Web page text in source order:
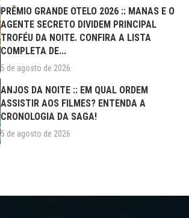
PRÊMIO GRANDE OTELO 2026 :: MANAS E O
AGENTE SECRETO DIVIDEM PRINCIPAL
TROFÉU DA NOITE. CONFIRA A LISTA
COMPLETA DE...
5 de agosto de 2026
ANJOS DA NOITE :: EM QUAL ORDEM
ASSISTIR AOS FILMES? ENTENDA A
CRONOLOGIA DA SAGA!
5 de agosto de 2026